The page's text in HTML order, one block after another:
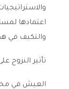
اعتمادها
والتكيف في
تأثير النزوح
العيش في